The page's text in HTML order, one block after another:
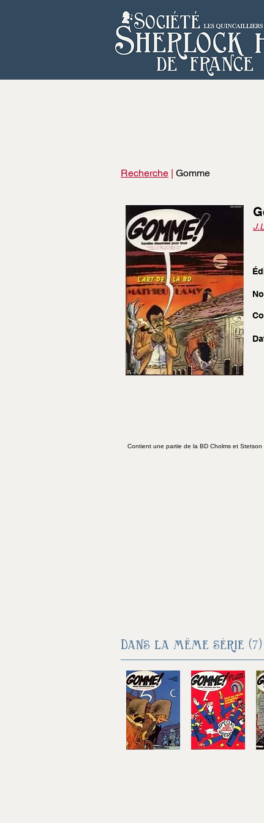
Recherche | Gomme
Contient une partie de la BD Cholms et Stetson
Dans la même série (7)